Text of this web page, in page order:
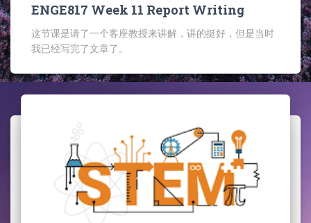
ENGE817 Week 11 Report Writing
这节课是请了一个客座教授来讲解，讲的挺好，但是当时
我已经写完了文章了。